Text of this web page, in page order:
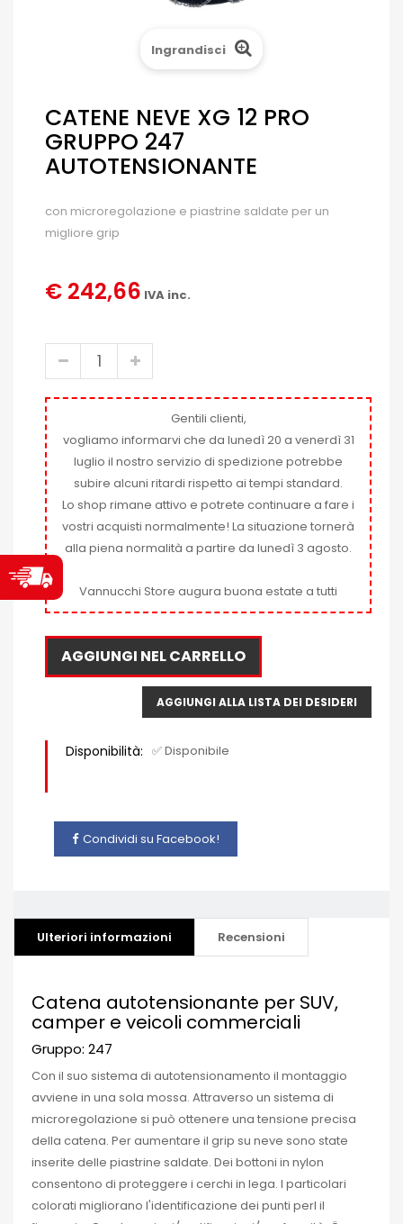
Ingrandisci
CATENE NEVE XG 12 PRO
GRUPPO 247
AUTOTENSIONANTE
con microregolazione e piastrine saldate per un
migliore grip
€ 242,66 IVA inc.
Gentili clienti,
vogliamo informarvi che da lunedì 20 a venerdì 31
luglio il nostro servizio di spedizione potrebbe
subire alcuni ritardi rispetto ai tempi standard.
Lo shop rimane attivo e potrete continuare a fare i
vostri acquisti normalmente! La situazione tornerà
alla piena normalità a partire da lunedì 3 agosto.
Vannucchi Store augura buona estate a tutti
AGGIUNGI NEL CARRELLO
AGGIUNGI ALLA LISTA DEI DESIDERI
Disponibilità: ✅ Disponibile
Condividi su Facebook!
Ulteriori informazioni Recensioni
Catena autotensionante per SUV,
camper e veicoli commerciali
Gruppo: 247
Con il suo sistema di autotensionamento il montaggio
avviene in una sola mossa. Attraverso un sistema di
microregolazione si può ottenere una tensione precisa
della catena. Per aumentare il grip su neve sono state
inserite delle piastrine saldate. Dei bottoni in nylon
consentono di proteggere i cerchi in lega. I particolari
colorati migliorano l'identificazione dei punti perl il